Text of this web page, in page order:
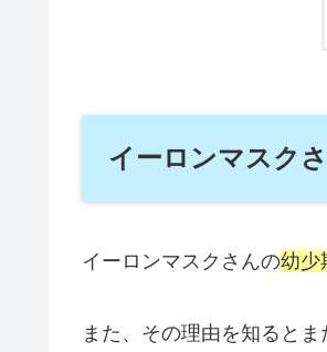
イーロンマスク
イーロンマスクさんの幼少
また、その理由を知ると